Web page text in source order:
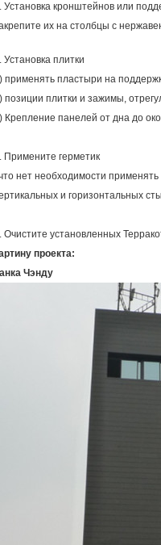
Установка кронштейнов или
их на столбцы с
Установка плитки
применять пластыри на
позиции плитки и зажимы,
Крепление панелей от дна до
Примените герметик
нет необходимости
и горизонтальных
Очистите установленных
проекта:
Чэнду